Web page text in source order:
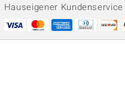
Hauseigener Kundenservice